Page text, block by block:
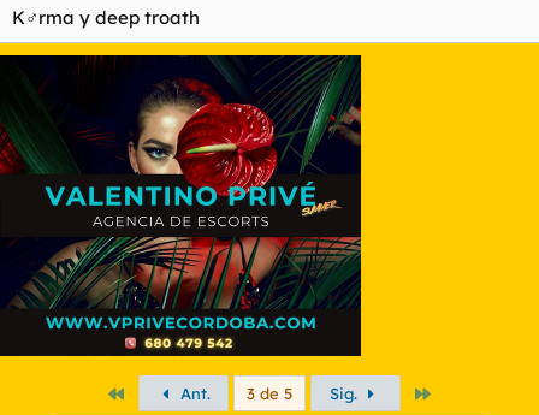
K♂rma y deep troath
PrimeroAnt. 3 de 5 Sig.